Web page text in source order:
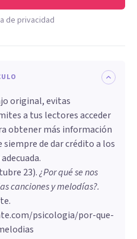
de privacidad
original, evitas
a tus lectores acceder
obtener más información
de dar crédito a los
23).​¿Por qué se nos
canciones y melodías?.
psicologia/por-que-